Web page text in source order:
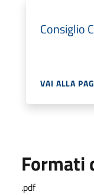
Consiglio
VAI ALLA
Formati
.pdf